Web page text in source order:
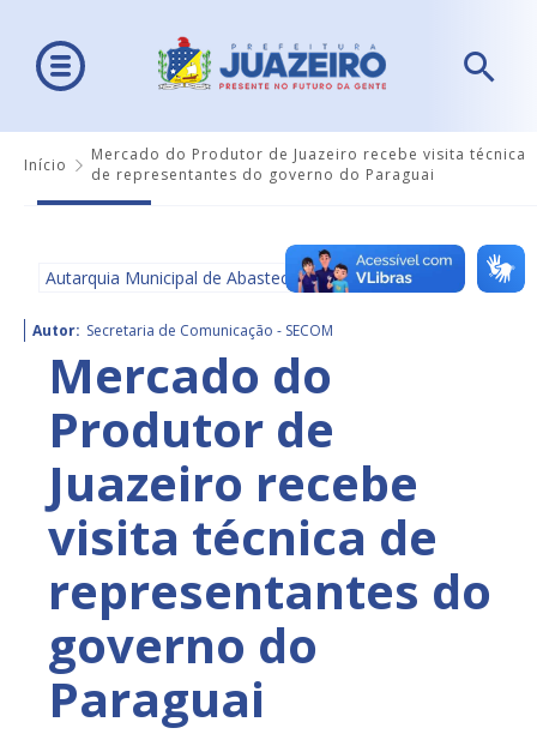
Início
Mercado do Produtor de Juazeiro recebe visita técnica
de representantes do governo do Paraguai
Autarquia Municipal de Abastecimento - AMA
Autor: Secretaria de Comunicação - SECOM
Mercado do
Produtor de
Juazeiro recebe
visita técnica de
representantes do
governo do
Paraguai